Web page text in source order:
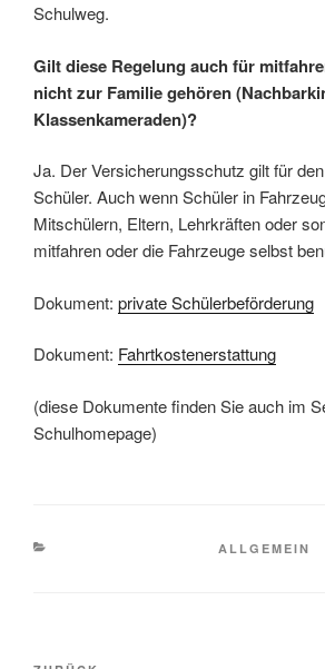
Schulweg.
Gilt diese Regelung auch für
nicht zur Familie gehören
Klassenkameraden)?
Ja. Der Versicherungsschutz gilt für
Schüler. Auch wenn Schüler in
Mitschülern, Eltern, Lehrkräften oder
mitfahren oder die Fahrzeuge selbst
Dokument: private Schülerbeförderung
Dokument: Fahrtkostenerstattung
(diese Dokumente finden Sie auch im
Schulhomepage)
KATEGORIEN
ALLGEMEIN
Beitragsnavigation